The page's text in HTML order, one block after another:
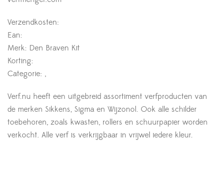
Verzendkosten:
Ean:
Merk: Den Braven Kit
Korting:
Categorie: ,
Verf.nu heeft een uitgebreid assortiment verfproducten van
de merken Sikkens, Sigma en Wijzonol. Ook alle schilder
toebehoren, zoals kwasten, rollers en schuurpapier worden
verkocht. Alle verf is verkrijgbaar in vrijwel iedere kleur.